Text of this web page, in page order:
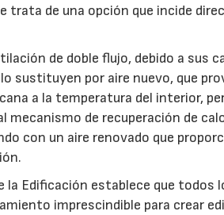
trata de una opción que incide
de doble flujo, debido a sus
sustituyen por aire nuevo, que
a la temperatura del interior,
mecanismo de recuperación de
con un aire renovado que
la Edificación establece que
imprescindible para crear